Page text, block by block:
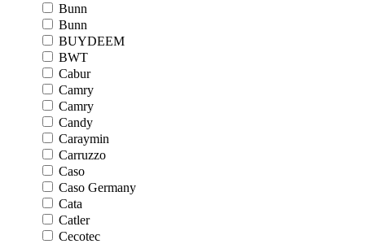
Bunn
Bunn
BUYDEEM
BWT
Cabur
Camry
Camry
Candy
Caraymin
Carruzzo
Caso
Caso Germany
Cata
Catler
Cecotec